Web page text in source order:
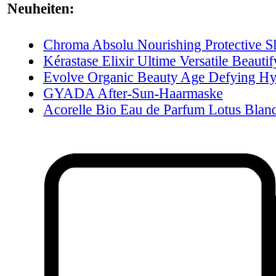
Neuheiten:
Chroma Absolu Nourishing Protective
Kérastase Elixir Ultime Versatile
Evolve Organic Beauty Age Defying
GYADA After-Sun-Haarmaske
Acorelle Bio Eau de Parfum Lotus